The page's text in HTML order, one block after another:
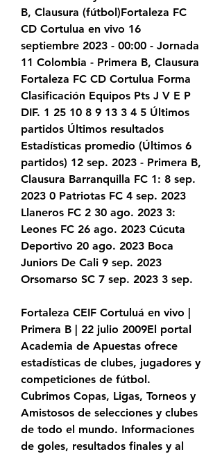
B, Clausura (fútbol)Fortaleza FC
CD Cortulua en vivo 16
septiembre 2023 - 00:00 - Jornada
11 Colombia - Primera B, Clausura
Fortaleza FC CD Cortulua Forma
Clasificación Equipos Pts J V E P
DIF. 1 25 10 8 9 13 3 4 5 Últimos
partidos Últimos resultados
Estadísticas promedio (Últimos 6
partidos) 12 sep. 2023 - Primera B,
Clausura Barranquilla FC 1: 8 sep.
2023 0 Patriotas FC 4 sep. 2023
Llaneros FC 2 30 ago. 2023 3:
Leones FC 26 ago. 2023 Cúcuta
Deportivo 20 ago. 2023 Boca
Juniors De Cali 9 sep. 2023
Orsomarso SC 7 sep. 2023 3 sep.
Fortaleza CEIF Cortuluá en vivo |
Primera B | 22 julio 2009El portal
Academia de Apuestas ofrece
estadísticas de clubes, jugadores y
competiciones de fútbol.
Cubrimos Copas, Ligas, Torneos y
Amistosos de selecciones y clubes
de todo el mundo. Informaciones
de goles, resultados finales y al